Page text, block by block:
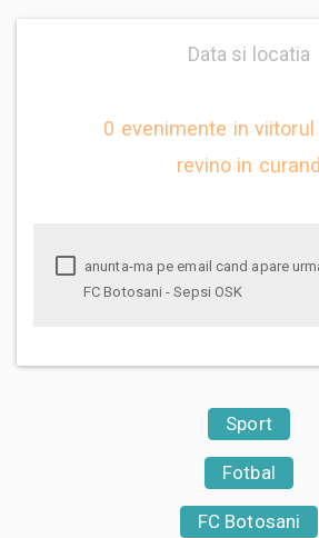
Data si locatia
0 evenimente in
revino in curand
FC Botosani - Sepsi OSK
Sport
Fotbal
FC Botosani